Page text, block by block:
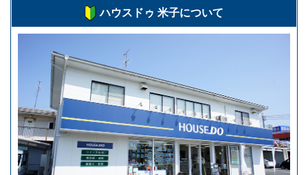
ハウスドゥ 米子について